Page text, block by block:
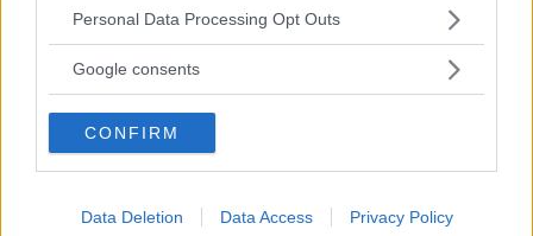
Please note that this website/app uses one or more Google
not limited to your visit or usage behaviour. You may click to
use your data for below specified purposes in below Google
consent section.
Personal Data Processing Opt Outs
Google consents
CONFIRM
Data Deletion Data Access Privacy Policy